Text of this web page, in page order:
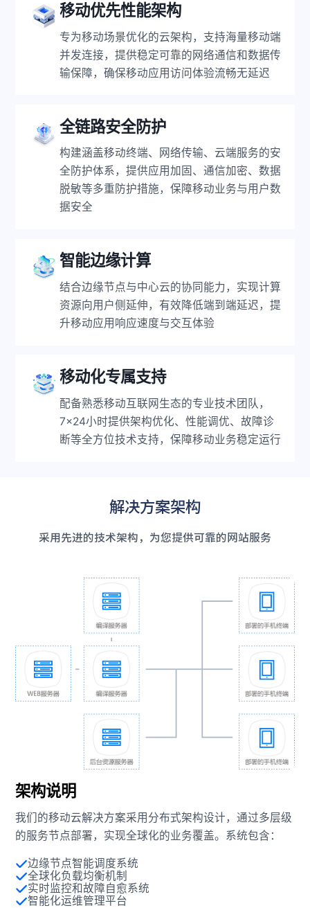
移动优先性能架构
专为移动场景优化的云架构，支持海量移动端
并发连接，提供稳定可靠的网络通信和数据传
输保障，确保移动应用访问体验流畅无延迟
全链路安全防护
构建涵盖移动终端、网络传输、云端服务的安
全防护体系，提供应用加固、通信加密、数据
脱敏等多重防护措施，保障移动业务与用户数
据安全
智能边缘计算
结合边缘节点与中心云的协同能力，实现计算
资源向用户侧延伸，有效降低端到端延迟，提
升移动应用响应速度与交互体验
移动化专属支持
配备熟悉移动互联网生态的专业技术团队，
7×24小时提供架构优化、性能调优、故障诊
断等全方位技术支持，保障移动业务稳定运行
解决方案架构
采用先进的技术架构，为您提供可靠的网站服务
架构说明
我们的移动云解决方案采用分布式架构设计，通过多层级
的服务节点部署，实现全球化的业务覆盖。系统包含：
边缘节点智能调度系统
全球化负载均衡机制
实时监控和故障自愈系统
智能化运维管理平台